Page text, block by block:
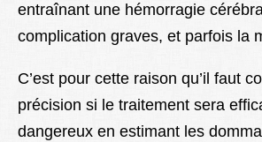
entraînant une hémorragie
complication graves, et parfois la
C’est pour cette raison qu’il faut
précision si le traitement sera
dangereux en estimant les